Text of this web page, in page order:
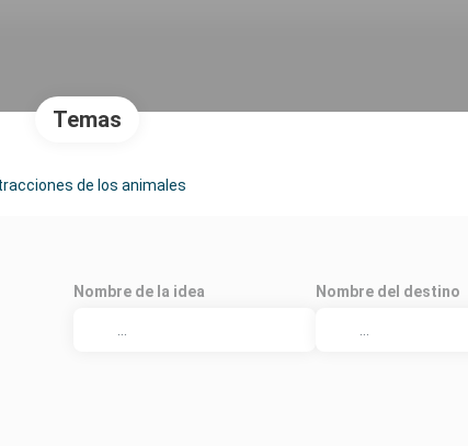
Temas
de los animales
Nombre de la idea Nombre del destino